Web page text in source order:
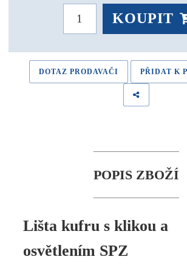
KOUPIT
DOTAZ PRODAVAČI PŘIDAT K
POPIS ZBOŽÍ
Lišta kufru s klikou a
osvětlením SPZ